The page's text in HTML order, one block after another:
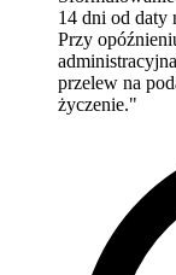
14 dni od daty
Przy
przelew na
życzenie."